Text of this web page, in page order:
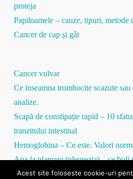
proteja
Papiloamele – cauze, tipuri, metode
Cancer de cap şi gât
Cancer vulvar
Ce inseamna trombocite scazute
analize.
Scapă de constipație rapid – 10
tranzitului intestinal
Hemoglobina – Ce este. Valori
Apa la plamani (pleurezia) – ce boli
simptom
Acest site foloseste cookie-uri